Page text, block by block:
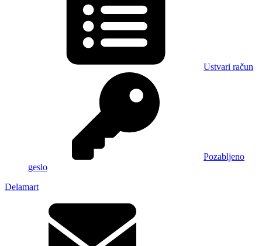
Ustvari račun
Pozabljeno
geslo
Delamart